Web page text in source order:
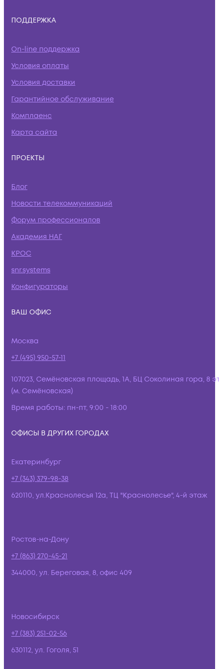
ПОДДЕРЖКА
On-line поддержка
Условия оплаты
Условия доставки
Гарантийное обслуживание
Комплаенс
Карта сайта
ПРОЕКТЫ
Блог
Новости телекоммуникаций
Форум профессионалов
Академия НАГ
КРОС
snr.systems
Конфигураторы
ВАШ ОФИС
Москва
+7 (495) 950-57-11
107023, Семёновская площадь, 1А, БЦ Соколиная гора, 8
(м. Семёновская)
Время работы: пн-пт, 9:00 - 18:00
ОФИСЫ В ДРУГИХ ГОРОДАХ
Екатеринбург
+7 (343) 379-98-38
620110, ул.Краснолесья 12а, ТЦ "Краснолесье", 4-й этаж
Ростов-на-Дону
+7 (863) 270-45-21
344000, ул. Береговая, 8, офис 409
Новосибирск
+7 (383) 251-02-56
630112, ул. Гоголя, 51